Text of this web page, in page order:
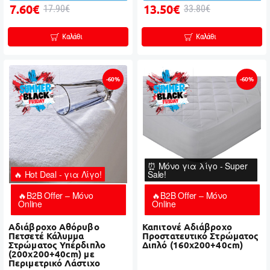
7.60€ 17.90€
Καλάθι
13.50€ 33.80€
Καλάθι
🔥 Hot Deal - για Λίγο!
-60%
🔥B2B Offer – Μόνο
Online
Αδιάβροχο Αθόρυβο
Πετσετέ Κάλυμμα
Στρώματος Υπέρδιπλο
(200x200+40cm) με
Περιμετρικό Λάστιχο
⏰ Μόνο για λίγο - Super
Sale!
-60%
🔥B2B Offer – Μόνο
Online
Καπιτονέ Αδιάβροχο
Προστατευτικό Στρώματος
Διπλό (160x200+40cm)